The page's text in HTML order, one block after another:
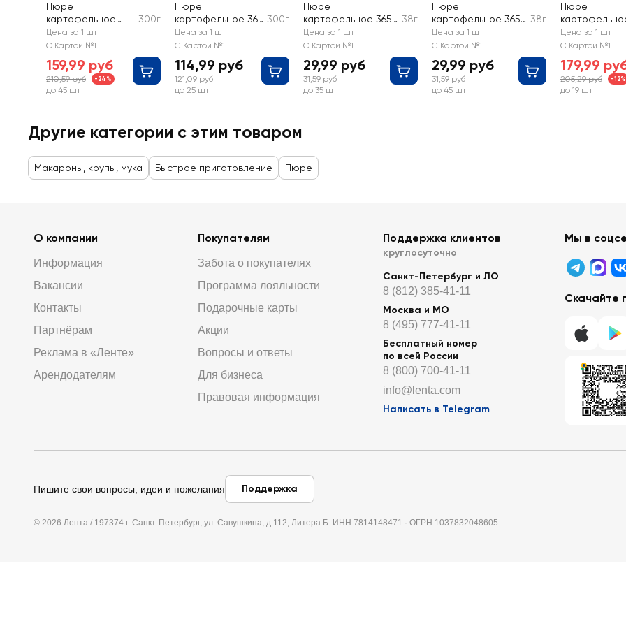
Пюре
картофельное
ЛЕНТА
300г
Цена за 1 шт
С Картой №1
159,99 руб
210,59 руб -24%
до 45 шт
Пюре
картофельное 365
ДНЕЙ
300г
Цена за 1 шт
С Картой №1
114,99 руб
121,09 руб
до 25 шт
Пюре
картофельное 365
ДНЕЙ со вкусом
курицы
38г
Цена за 1 шт
С Картой №1
29,99 руб
31,59 руб
до 35 шт
Пюре
картофельное 365
ДНЕЙ со вкусом
говядины
38г
Цена за 1 шт
С Картой №1
29,99 руб
31,59 руб
до 45 шт
Пюре
КАРТОШЕЧКА с
молоком
Цена за 1 шт
С Картой №1
179,99
205,29 руб -12%
до 19 шт
Другие категории с этим товаром
Макароны, крупы, мука Быстрое приготовление Пюре
О компании
Информация
Вакансии
Контакты
Партнёрам
Реклама в «Ленте»
Арендодателям
Покупателям
Забота о покупателях
Программа лояльности
Подарочные карты
Акции
Вопросы и ответы
Для бизнеса
Правовая информация
Поддержка клиентов
круглосуточно
Санкт-Петербург и ЛО
8 (812) 385-41-11
Москва и МО
8 (495) 777-41-11
Бесплатный номер
по всей России
8 (800) 700-41-11
info@lenta.com
Написать в Telegram
Мы в
Скачайте
Пишите свои вопросы, идеи и пожелания Поддержка
© 2026 Лента / 197374 г. Санкт-Петербург, ул. Савушкина, д.112, Литера Б. ИНН 7814148471 · ОГРН 1037832048605